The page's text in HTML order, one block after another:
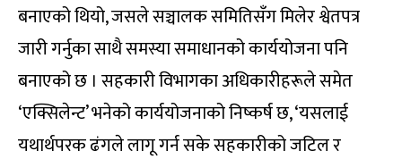
बनाएको थियो, जसले सञ्चालक समितिसँग मिलेर श्वेतपत्र
जारी गर्नुका साथै समस्या समाधानको कार्ययोजना पनि
बनाएको छ । सहकारी विभागका अधिकारीहरूले समेत
‘एक्सिलेन्ट’ भनेको कार्ययोजनाको निष्कर्ष छ, ‘यसलाई
यथार्थपरक ढंगले लागू गर्न सके सहकारीको जटिल र